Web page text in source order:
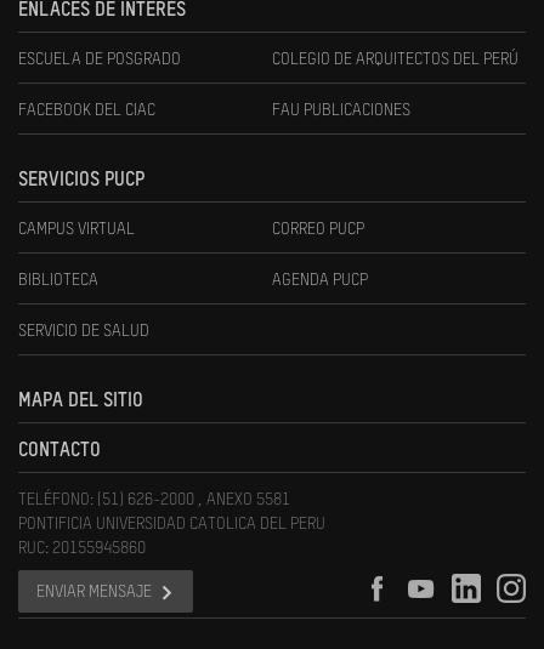
ENLACES DE INTERÉS
ESCUELA DE POSGRADO COLEGIO DE ARQUITECTOS DEL PERÚ
FACEBOOK DEL CIAC FAU PUBLICACIONES
SERVICIOS PUCP
CAMPUS VIRTUAL CORREO PUCP
BIBLIOTECA AGENDA PUCP
SERVICIO DE SALUD
MAPA DEL SITIO
CONTACTO
TELÉFONO: (51) 626-2000 , ANEXO 5581
PONTIFICIA UNIVERSIDAD CATOLICA DEL PERU
RUC: 20155945860
ENVIAR MENSAJE